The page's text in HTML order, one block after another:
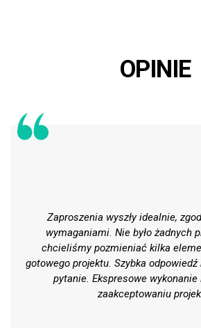
OPINIE
Zaproszenia wyszły idealnie,
wymaganiami. Nie było żadnych
chcieliśmy pozmieniać kilka
gotowego projektu. Szybka
pytanie. Ekspresowe wykonanie
zaakceptowaniu